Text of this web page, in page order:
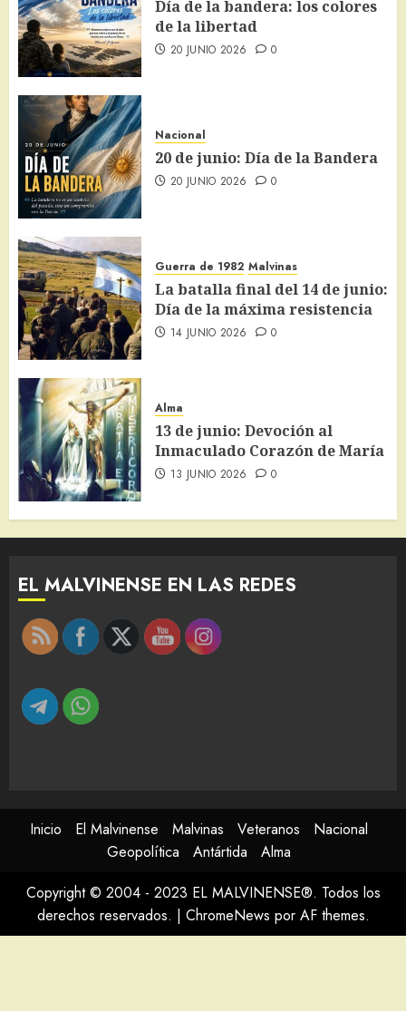
Día de la bandera: los colores
de la libertad
20 JUNIO 2026 0
Nacional
20 de junio: Día de la Bandera
20 JUNIO 2026 0
Guerra de 1982 Malvinas
La batalla final del 14 de junio:
Día de la máxima resistencia
14 JUNIO 2026 0
Alma
13 de junio: Devoción al
Inmaculado Corazón de María
13 JUNIO 2026 0
EL MALVINENSE EN LAS REDES
Inicio El Malvinense Malvinas Veteranos
Nacional
Geopolítica
Antártida
Alma
Copyright © 2004 - 2023 EL MALVINENSE®. Todos los
derechos reservados. | ChromeNews por AF themes.